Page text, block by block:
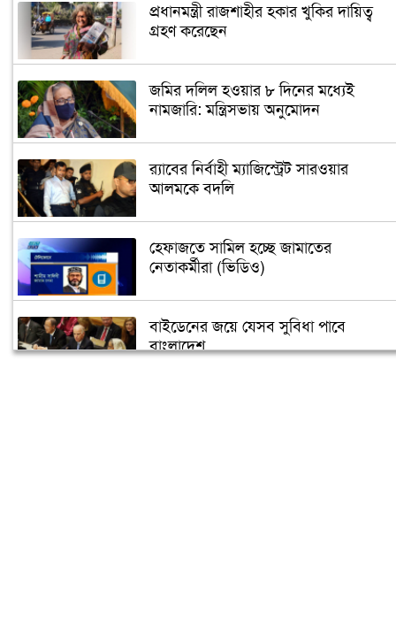
প্রধানমন্ত্রী রাজশাহীর হকার খুকির দায়িত্ব
গ্রহণ করেছেন
জমির দলিল হওয়ার ৮ দিনের মধ্যেই
নামজারি: মন্ত্রিসভায় অনুমোদন
র‌্যাবের নির্বাহী ম্যাজিস্ট্রেট সারওয়ার
আলমকে বদলি
হেফাজতে সামিল হচ্ছে জামাতের
নেতাকর্মীরা (ভিডিও)
বাইডেনের জয়ে যেসব সুবিধা পাবে
বাংলাদেশ